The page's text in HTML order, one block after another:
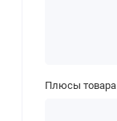
Плюсы товара